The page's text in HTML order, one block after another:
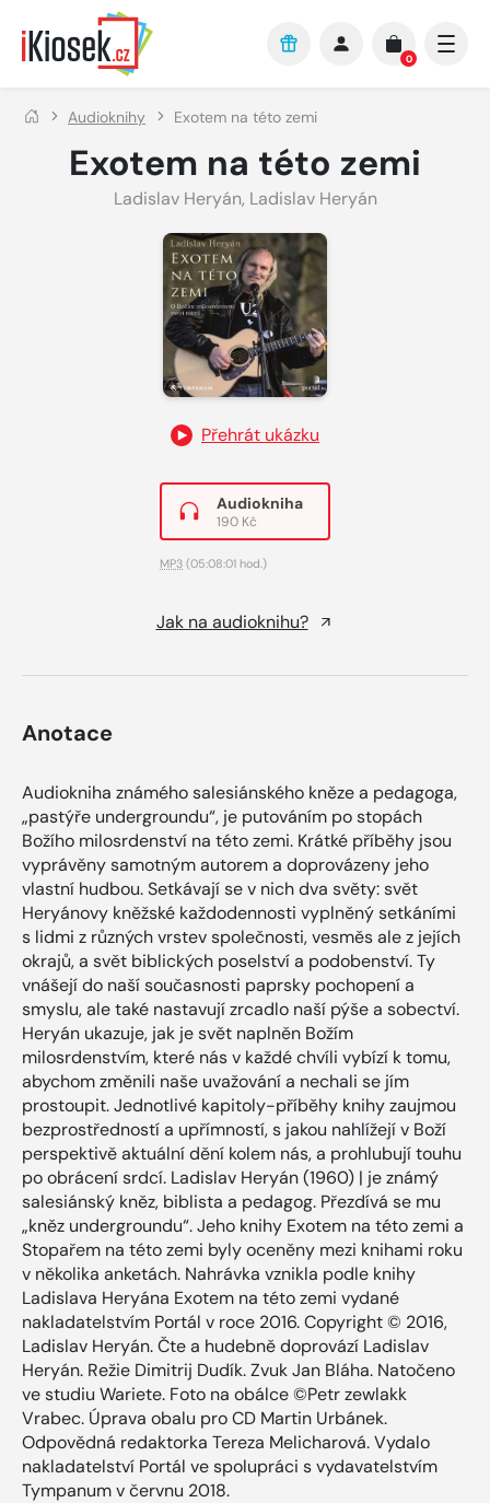
Přejít na hlavní obsah
0
Audioknihy Exotem na této zemi
Exotem na této zemi
Ladislav Heryán, Ladislav Heryán
Přehrát ukázku
Audiokniha
190 Kč
MP3 (05:08:01 hod.)
Jak na audioknihu?
Anotace
Audiokniha známého salesiánského kněze a pedagoga,
„pastýře undergroundu“, je putováním po stopách
Božího milosrdenství na této zemi. Krátké příběhy jsou
vyprávěny samotným autorem a doprovázeny jeho
vlastní hudbou. Setkávají se v nich dva světy: svět
Heryánovy kněžské každodennosti vyplněný setkáními
s lidmi z různých vrstev společnosti, vesměs ale z jejích
okrajů, a svět biblických poselství a podobenství. Ty
vnášejí do naší současnosti paprsky pochopení a
smyslu, ale také nastavují zrcadlo naší pýše a sobectví.
Heryán ukazuje, jak je svět naplněn Božím
milosrdenstvím, které nás v každé chvíli vybízí k tomu,
abychom změnili naše uvažování a nechali se jím
prostoupit. Jednotlivé kapitoly-příběhy knihy zaujmou
bezprostředností a upřímností, s jakou nahlížejí v Boží
perspektivě aktuální dění kolem nás, a prohlubují touhu
po obrácení srdcí. Ladislav Heryán (1960) | je známý
salesiánský kněz, biblista a pedagog. Přezdívá se mu
„kněz undergroundu“. Jeho knihy Exotem na této zemi a
Stopařem na této zemi byly oceněny mezi knihami roku
v několika anketách. Nahrávka vznikla podle knihy
Ladislava Heryána Exotem na této zemi vydané
nakladatelstvím Portál v roce 2016. Copyright © 2016,
Ladislav Heryán. Čte a hudebně doprovází Ladislav
Heryán. Režie Dimitrij Dudík. Zvuk Jan Bláha. Natočeno
ve studiu Wariete. Foto na obálce ©Petr zewlakk
Vrabec. Úprava obalu pro CD Martin Urbánek.
Odpovědná redaktorka Tereza Melicharová. Vydalo
nakladatelství Portál ve spolupráci s vydavatelstvím
Tympanum v červnu 2018.